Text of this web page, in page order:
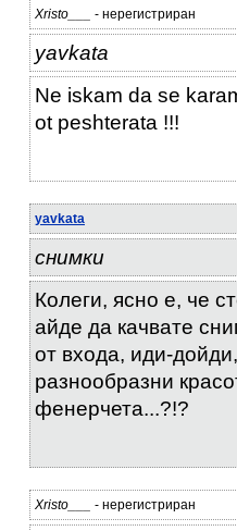
Xristo___ - нерегистриран
yavkata
Ne iskam da se
ot peshterata !!!
yavkata
снимки
Колеги, ясно е, че
айде да качвате
от входа, иди-
разнообразни
фенерчета...?!?
Xristo___ - нерегистриран